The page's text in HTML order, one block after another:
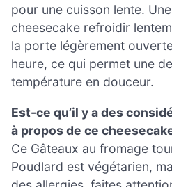
pour une cuisson lente.
cheesecake refroidir
la porte légèrement
heure, ce qui permet une
température en douceur.
Est-ce qu’il y a des
à propos de ce
Ce Gâteaux au fromage
Poudlard est végétarien,